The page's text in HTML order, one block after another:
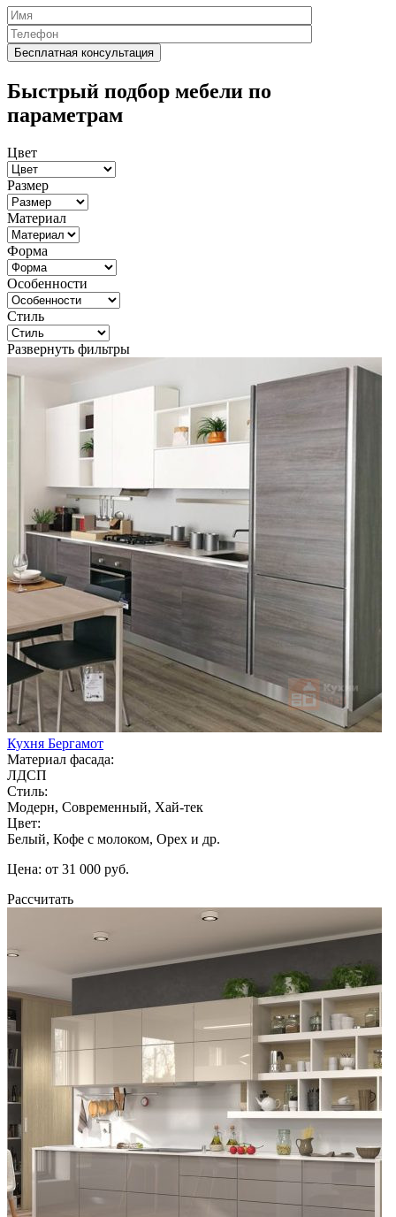
Быстрый подбор мебели по
параметрам
Цвет
Размер
Материал
Форма
Особенности
Стиль
Развернуть фильтры
Кухня Бергамот
Материал фасада:
ЛДСП
Стиль:
Модерн, Современный, Хай-тек
Цвет:
Белый, Кофе с молоком, Орех и др.
Цена: от 31 000 руб.
Рассчитать